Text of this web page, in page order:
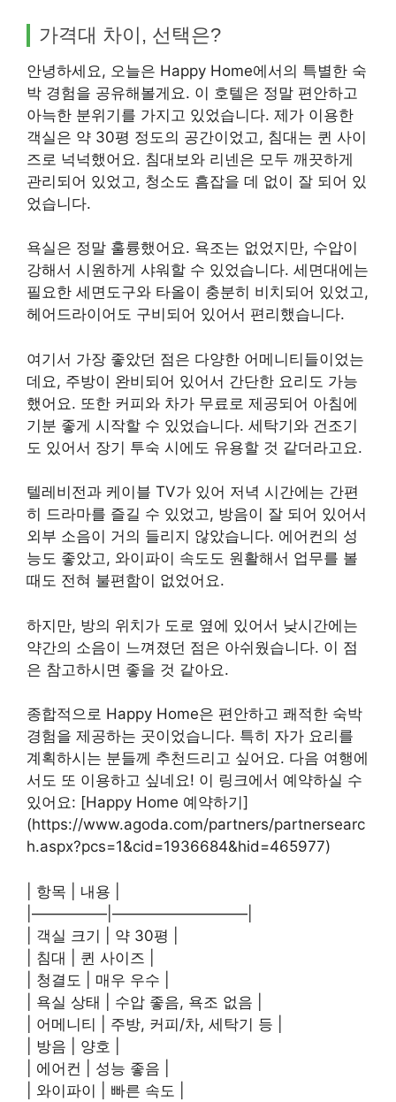
가격대 차이, 선택은?
안녕하세요, 오늘은 Happy Home에서의 특별한 숙
박 경험을 공유해볼게요. 이 호텔은 정말 편안하고
아늑한 분위기를 가지고 있었습니다. 제가 이용한
객실은 약 30평 정도의 공간이었고, 침대는 퀸 사이
즈로 넉넉했어요. 침대보와 리넨은 모두 깨끗하게
관리되어 있었고, 청소도 흠잡을 데 없이 잘 되어 있
었습니다.
욕실은 정말 훌륭했어요. 욕조는 없었지만, 수압이
강해서 시원하게 샤워할 수 있었습니다. 세면대에는
필요한 세면도구와 타올이 충분히 비치되어 있었고,
헤어드라이어도 구비되어 있어서 편리했습니다.
여기서 가장 좋았던 점은 다양한 어메니티들이었는
데요, 주방이 완비되어 있어서 간단한 요리도 가능
했어요. 또한 커피와 차가 무료로 제공되어 아침에
기분 좋게 시작할 수 있었습니다. 세탁기와 건조기
도 있어서 장기 투숙 시에도 유용할 것 같더라고요.
텔레비전과 케이블 TV가 있어 저녁 시간에는 간편
히 드라마를 즐길 수 있었고, 방음이 잘 되어 있어서
외부 소음이 거의 들리지 않았습니다. 에어컨의 성
능도 좋았고, 와이파이 속도도 원활해서 업무를 볼
때도 전혀 불편함이 없었어요.
하지만, 방의 위치가 도로 옆에 있어서 낮시간에는
약간의 소음이 느껴졌던 점은 아쉬웠습니다. 이 점
은 참고하시면 좋을 것 같아요.
종합적으로 Happy Home은 편안하고 쾌적한 숙박
경험을 제공하는 곳이었습니다. 특히 자가 요리를
계획하시는 분들께 추천드리고 싶어요. 다음 여행에
서도 또 이용하고 싶네요! 이 링크에서 예약하실 수
있어요: [Happy Home 예약하기]
(https://www.agoda.com/partners/partnersearc
h.aspx?pcs=1&cid=1936684&hid=465977)
| 항목 | 내용 |
|—————|—————————|
| 객실 크기 | 약 30평 |
| 침대 | 퀸 사이즈 |
| 청결도 | 매우 우수 |
| 욕실 상태 | 수압 좋음, 욕조 없음 |
| 어메니티 | 주방, 커피/차, 세탁기 등 |
| 방음 | 양호 |
| 에어컨 | 성능 좋음 |
| 와이파이 | 빠른 속도 |